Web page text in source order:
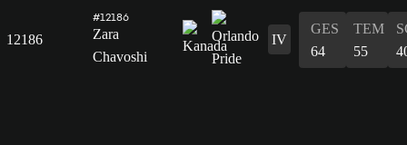
12186
#12186
Zara
Chavoshi
IV
GES
64
TEM
55